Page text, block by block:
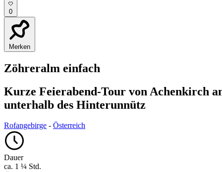
0
Merken
Zöhreralm einfach
Kurze Feierabend-Tour von Achenkirch
unterhalb des Hinterunnütz
Rofangebirge - Österreich
Dauer
ca. 1 ¼ Std.